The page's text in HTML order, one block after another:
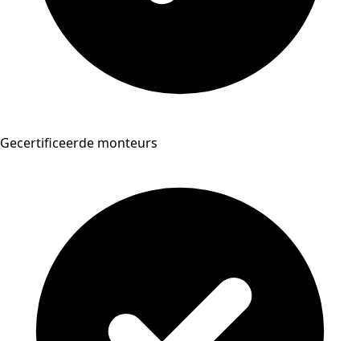
Gecertificeerde monteurs